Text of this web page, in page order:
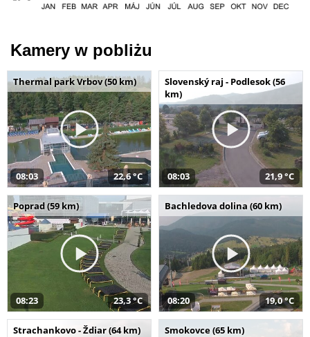
Kamery w pobliżu
Thermal park Vrbov (50 km)
08:03 22,6 °C
Slovenský raj - Podlesok (56
km)
08:03 21,9 °C
Poprad (59 km)
08:23 23,3 °C
Bachledova dolina (60 km)
08:20 19,0 °C
Strachankovo - Ždiar (64 km) Smokovce (65 km)